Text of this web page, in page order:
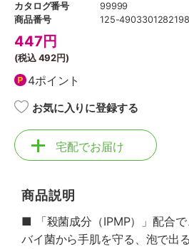
カタログ番号
99999
商品番号
125-4903301282198
447 円
(税込492円)
4ポイント
お気に入りに登録する
宅配でお届け
商品説明
■ 「殺菌成分（IPMP）」配合で
バイ菌から手肌を守る、泡で出